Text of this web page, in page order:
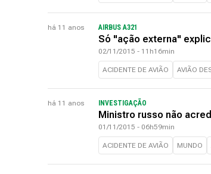
há 11 anos AIRBUS A321
Só "ação externa"
02/11/2015 - 11h16min
ACIDENTE DE AVIÃO AVIÃO
há 11 anos INVESTIGAÇÃO
Ministro russo não
01/11/2015 - 06h59min
ACIDENTE DE AVIÃO MUNDO